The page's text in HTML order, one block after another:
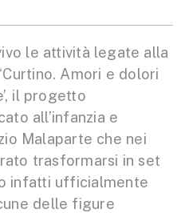
le attività legate alla
Amori e dolori
il progetto
all’infanzia e
Malaparte che nei
trasformarsi in set
infatti ufficialmente
delle figure